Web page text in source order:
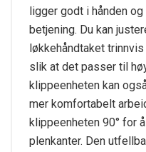
ligger godt i hånden
betjening. Du kan
løkkehåndtaket
slik at det passer til
klippeenheten kan
mer komfortabelt
klippeenheten 90° for
plenkanter. Den